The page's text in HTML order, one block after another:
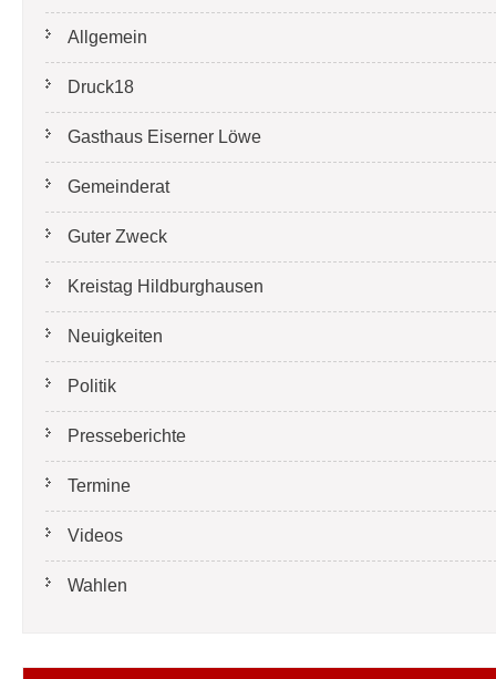
Allgemein
Druck18
Gasthaus Eiserner Löwe
Gemeinderat
Guter Zweck
Kreistag Hildburghausen
Neuigkeiten
Politik
Presseberichte
Termine
Videos
Wahlen